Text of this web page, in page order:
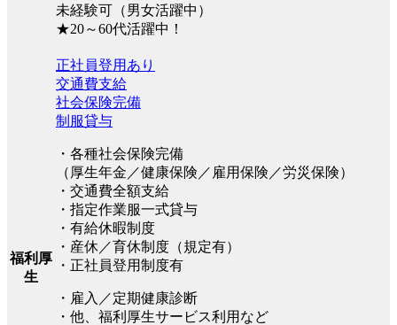
未経験可（男女活躍中）
★20～60代活躍中！
福利厚
生
正社員登用あり
交通費支給
社会保険完備
制服貸与
・各種社会保険完備
（厚生年金／健康保険／雇用保険／労災保険）
・交通費全額支給
・指定作業服一式貸与
・有給休暇制度
・産休／育休制度（規定有）
・正社員登用制度有
・雇入／定期健康診断
・他、福利厚生サービス利用など